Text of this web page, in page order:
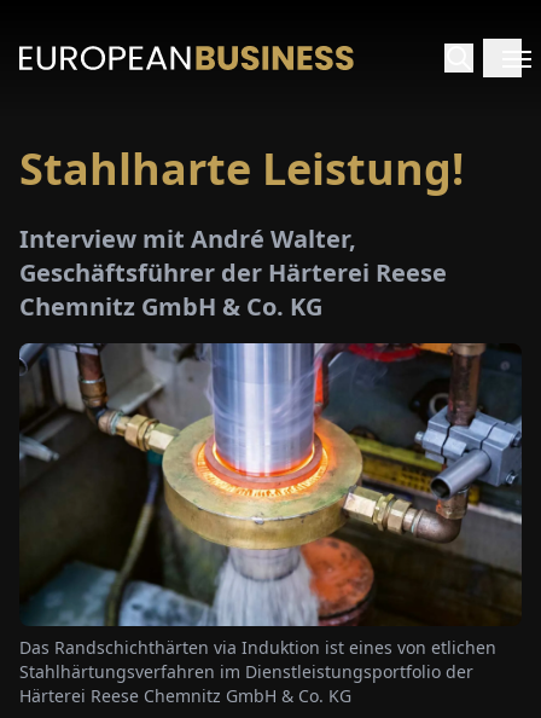
NEWS
ÜBER
UNS
Stahlharte Leistung!
Interview mit André Walter,
Geschäftsführer der Härterei Reese
Chemnitz GmbH & Co. KG
Das Randschichthärten via Induktion ist eines von etlichen
Stahlhärtungsverfahren im Dienstleistungsportfolio der
Härterei Reese Chemnitz GmbH & Co. KG